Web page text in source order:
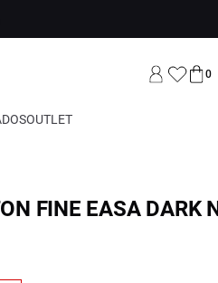
0
OUTLET
FINE EASA DARK